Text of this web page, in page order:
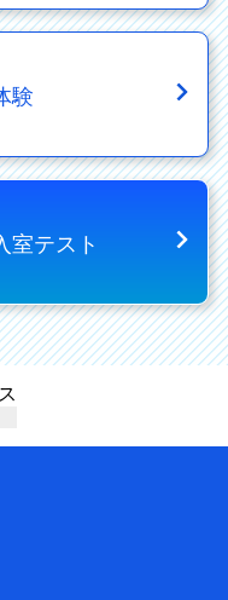
験
室テスト